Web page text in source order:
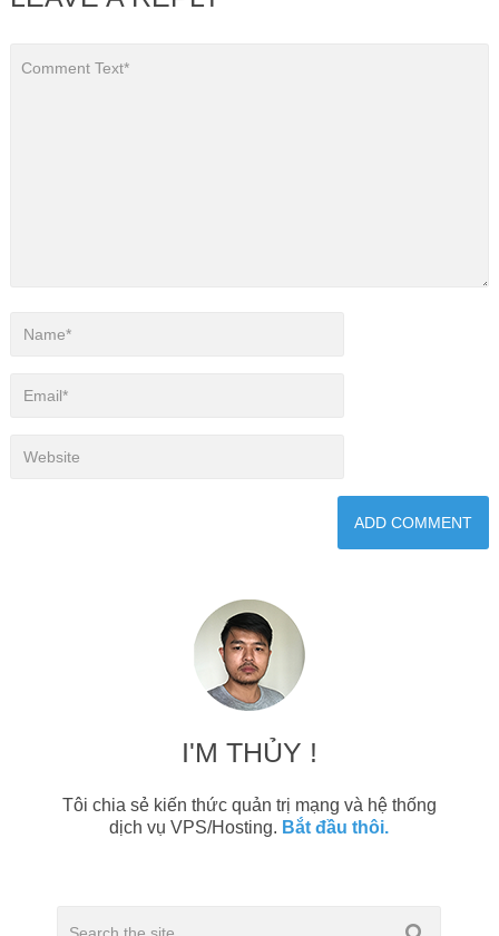
I'M THỦY !
Tôi chia sẻ kiến thức quản trị mạng và hệ thống
dịch vụ VPS/Hosting. Bắt đầu thôi.